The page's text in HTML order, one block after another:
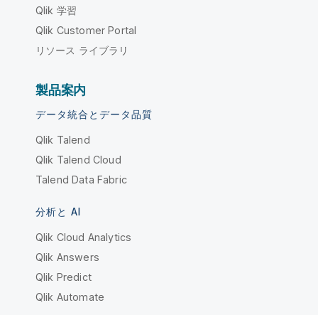
Qlik 学習
Qlik Customer Portal
リソース ライブラリ
製品案内
データ統合とデータ品質
Qlik Talend
Qlik Talend Cloud
Talend Data Fabric
分析と AI
Qlik Cloud Analytics
Qlik Answers
Qlik Predict
Qlik Automate